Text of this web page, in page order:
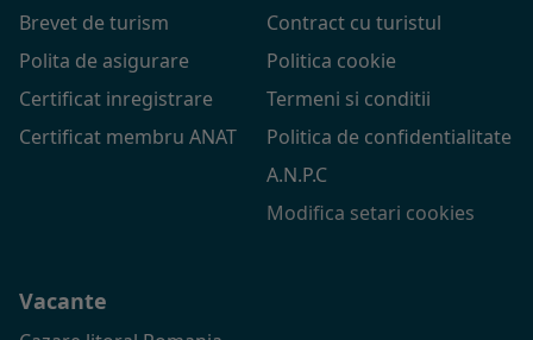
Brevet de turism
Polita de asigurare
Certificat inregistrare
Certificat membru ANAT
Contract cu turistul
Politica cookie
Termeni si conditii
Politica de confidentialitate
A.N.P.C
Modifica setari cookies
Vacante